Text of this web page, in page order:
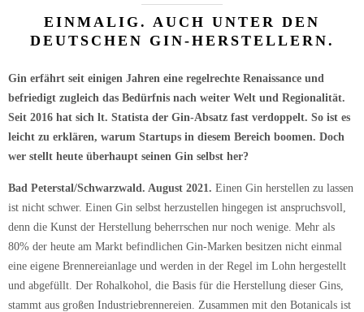
EINMALIG. AUCH UNTER DEN
DEUTSCHEN GIN-HERSTELLERN.
Gin erfährt seit einigen Jahren eine regelrechte Renaissance und
befriedigt zugleich das Bedürfnis nach weiter Welt und Regionalität.
Seit 2016 hat sich lt. Statista der Gin-Absatz fast verdoppelt. So ist es
leicht zu erklären, warum Startups in diesem Bereich boomen. Doch
wer stellt heute überhaupt seinen Gin selbst her?
Bad Peterstal/Schwarzwald. August 2021. Einen Gin herstellen zu lassen
ist nicht schwer. Einen Gin selbst herzustellen hingegen ist anspruchsvoll,
denn die Kunst der Herstellung beherrschen nur noch wenige. Mehr als
80% der heute am Markt befindlichen Gin-Marken besitzen nicht einmal
eine eigene Brennereianlage und werden in der Regel im Lohn hergestellt
und abgefüllt. Der Rohalkohol, die Basis für die Herstellung dieser Gins,
stammt aus großen Industriebrennereien. Zusammen mit den Botanicals ist